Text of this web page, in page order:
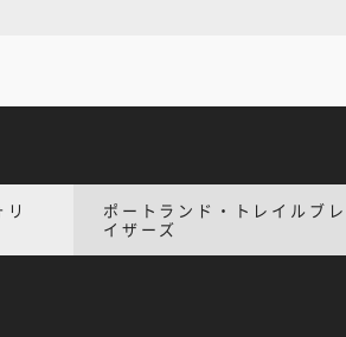
ポートランド・トレイルブレ
イザーズ